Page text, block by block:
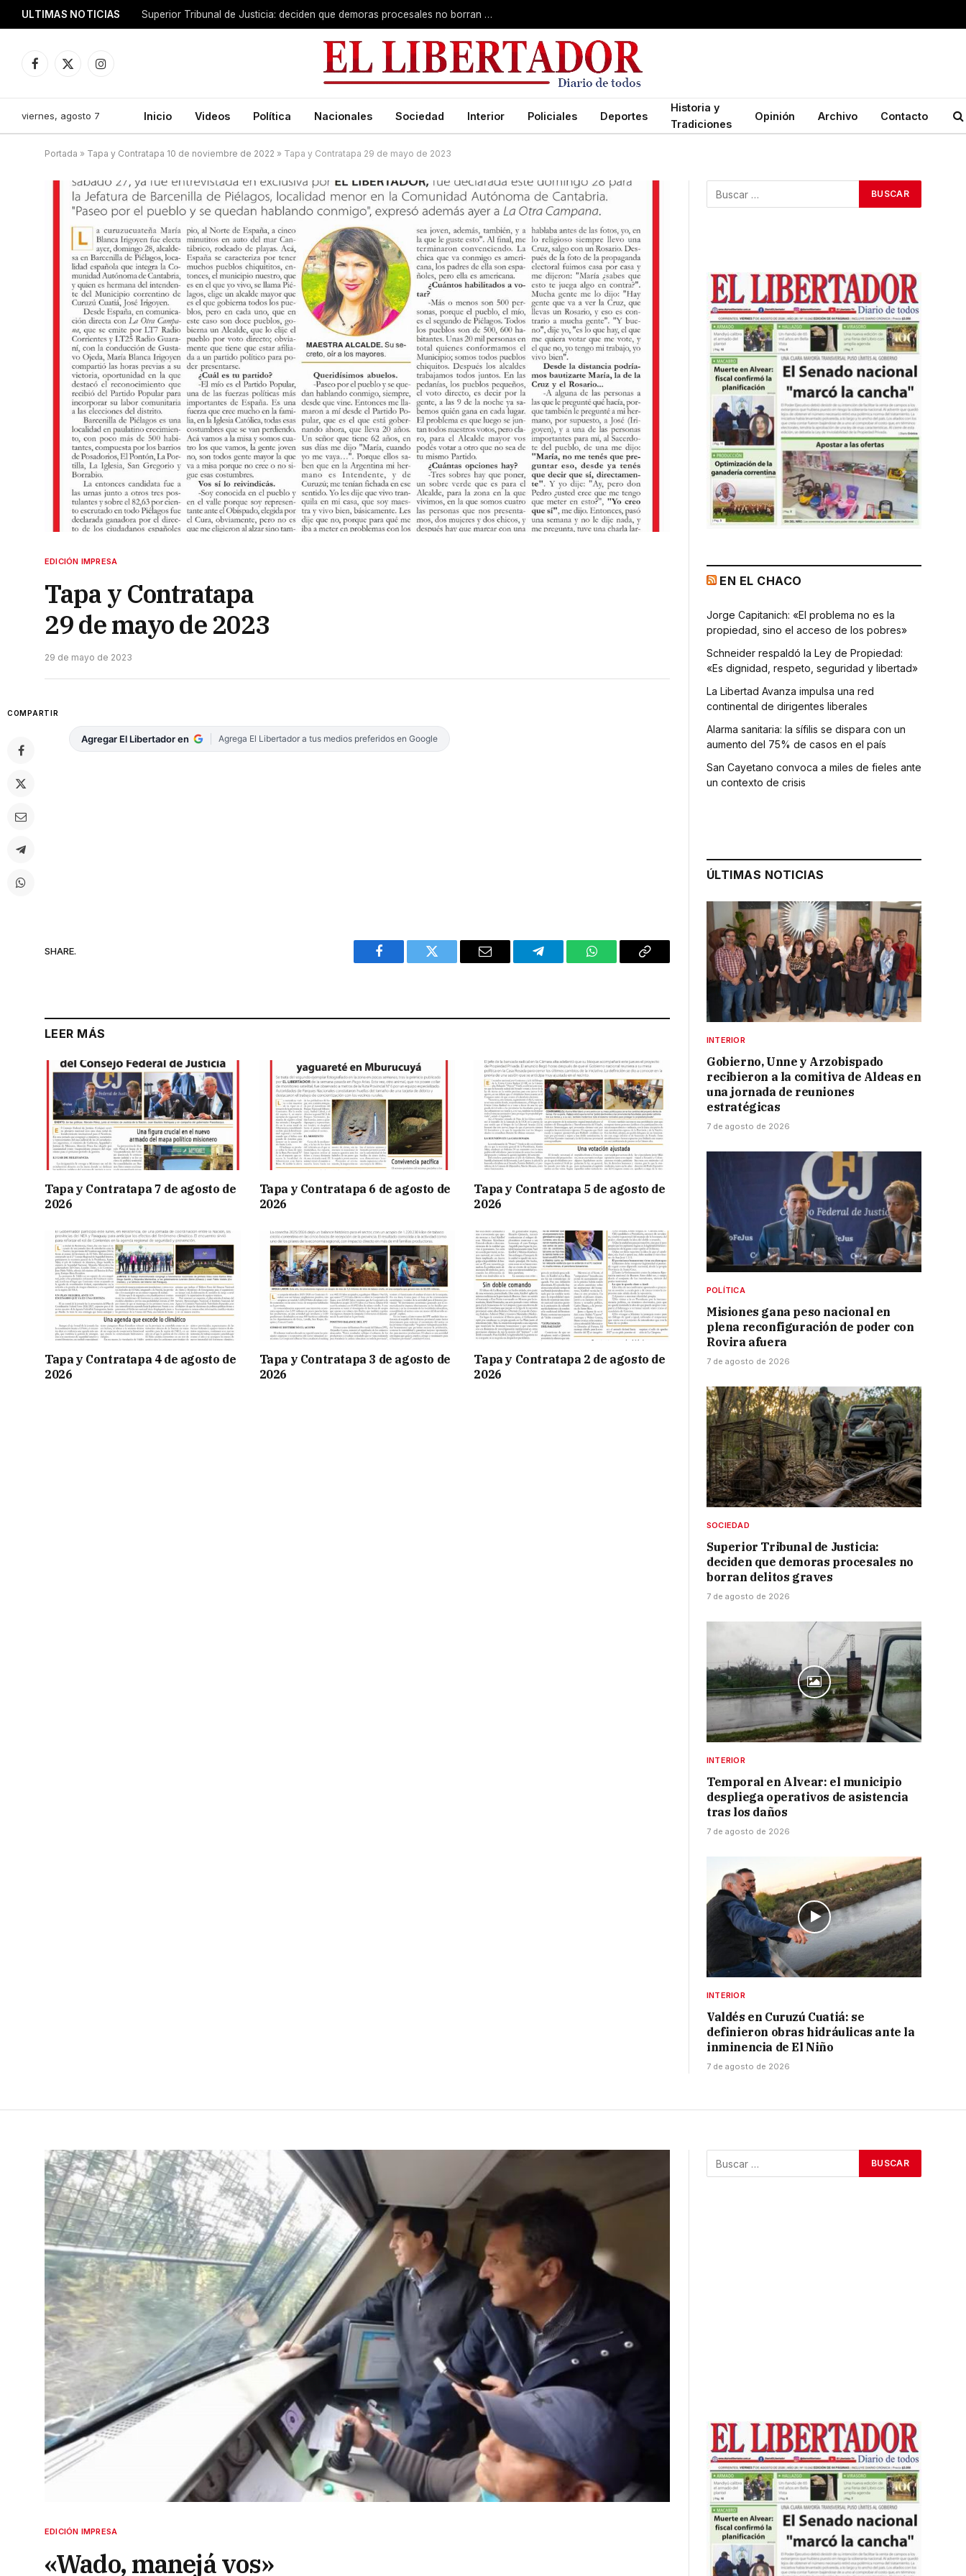
ULTIMAS NOTICIAS Superior Tribunal de Justicia: deciden que demoras procesales no borran delitos graves
Facebook
X
Instagram
viernes, agosto 7 Inicio Videos Política Nacionales Sociedad Interior Policiales Deportes
Historia y
Tradiciones
Opinión Archivo Contacto
Portada » Tapa y Contratapa 10 de noviembre de 2022 » Tapa y Contratapa 29 de mayo de 2023
EDICIÓN IMPRESA
Tapa y Contratapa
29 de mayo de 2023
29 de mayo de 2023
COMPARTIR
Agregar El Libertador en Agrega El Libertador a tus medios preferidos en Google
SHARE.
Facebook Twitter Email Telegram WhatsAppCopy
LEER MÁS
Tapa y Contratapa 7 de agosto de
2026
Tapa y Contratapa 6 de agosto de
2026
Tapa y Contratapa 5 de agosto de
2026
Tapa y Contratapa 4 de agosto de
2026
Tapa y Contratapa 3 de agosto de
2026
Tapa y Contratapa 2 de agosto de
2026
EN EL CHACO
Jorge Capitanich: «El problema no es la
propiedad, sino el acceso de los pobres»
Schneider respaldó la Ley de Propiedad:
«Es dignidad, respeto, seguridad y libertad»
La Libertad Avanza impulsa una red
continental de dirigentes liberales
Alarma sanitaria: la sífilis se dispara con un
aumento del 75% de casos en el país
San Cayetano convoca a miles de fieles ante
un contexto de crisis
ÚLTIMAS NOTICIAS
INTERIOR
Gobierno, Unne y Arzobispado
recibieron a la comitiva de Aldeas en
una jornada de reuniones
estratégicas
7 de agosto de 2026
POLÍTICA
Misiones gana peso nacional en
plena reconfiguración de poder con
Rovira afuera
7 de agosto de 2026
SOCIEDAD
Superior Tribunal de Justicia:
deciden que demoras procesales no
borran delitos graves
7 de agosto de 2026
INTERIOR
Temporal en Alvear: el municipio
despliega operativos de asistencia
tras los daños
7 de agosto de 2026
INTERIOR
Valdés en Curuzú Cuatiá: se
definieron obras hidráulicas ante la
inminencia de El Niño
7 de agosto de 2026
EDICIÓN IMPRESA
«Wado, manejá vos»